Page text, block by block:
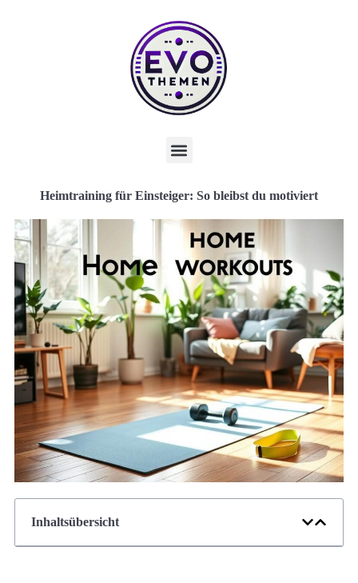
Heimtraining für Einsteiger: So bleibst du motiviert
Inhaltsübersicht